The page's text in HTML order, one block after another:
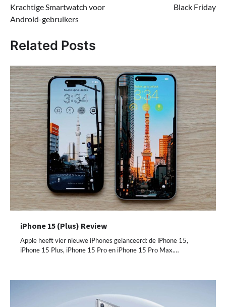
Krachtige Smartwatch voor
Android-gebruikers
Black Friday
Related Posts
iPhone 15 (Plus) Review
Apple heeft vier nieuwe iPhones gelanceerd: de iPhone 15,
iPhone 15 Plus, iPhone 15 Pro en iPhone 15 Pro Max.…